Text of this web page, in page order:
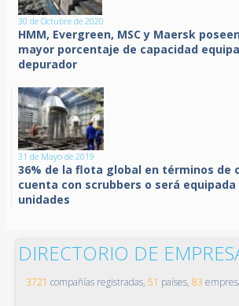
30 de Octubre de 2020
HMM, Evergreen, MSC y Maersk
mayor porcentaje de capacidad
depurador
31 de Mayo de 2019
36% de la flota global en términos de
cuenta con scrubbers o será
unidades
DIRECTORIO DE
3721 compañías registradas, 51 países, 83